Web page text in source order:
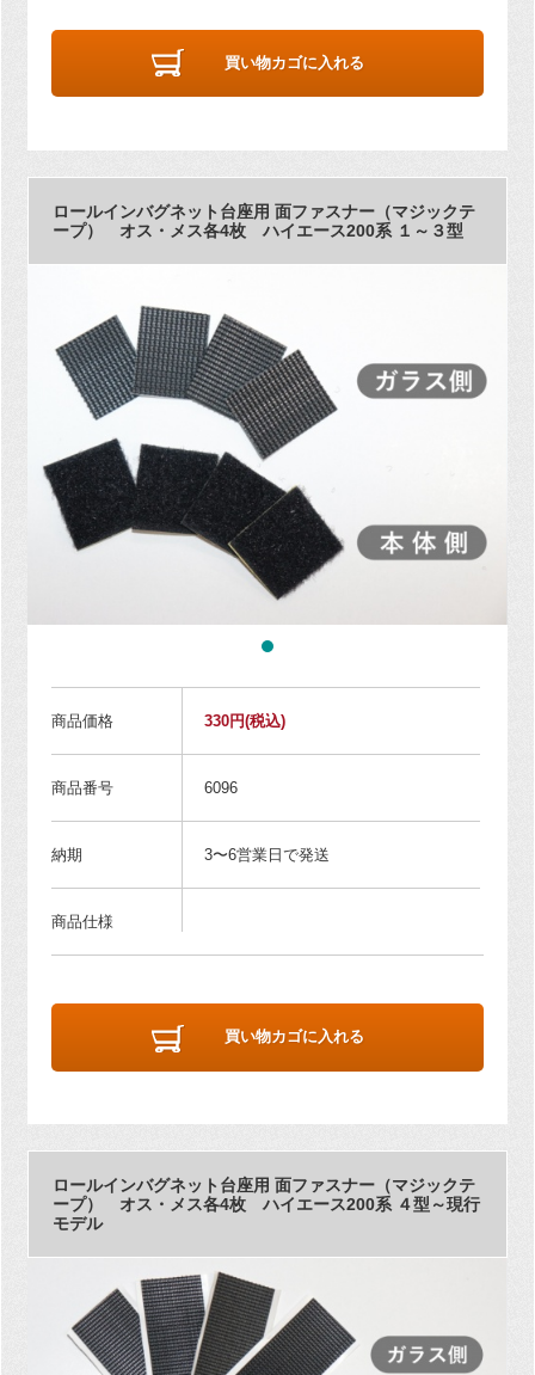
買い物カゴに入れる
ロールインバグネット台座用 面ファスナー（マジックテ
ープ） オス・メス各4枚 ハイエース200系 １～３型
商品価格 330円(税込)
商品番号 6096
納期 3〜6営業日で発送
商品仕様
買い物カゴに入れる
ロールインバグネット台座用 面ファスナー（マジックテ
ープ） オス・メス各4枚 ハイエース200系 ４型～現行
モデル